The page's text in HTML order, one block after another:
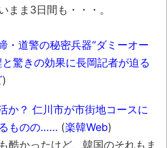
など盛りだくさん
のオナサポ懇願したら・・・
す・・・」メガネ美人ナース
のオナサポ懇願したら・・・
ツは何故バルバロッサ作戦とか
切ってしまったのか
しのお知らせ
ま3日間も・・・。
・道警の秘密兵器“ダミーオー
驚きの効果に長岡記者が迫る
)
か？ 仁川市が市街地コースに
ものの…… (楽韓Web)
酷かったけど、韓国のそれもま